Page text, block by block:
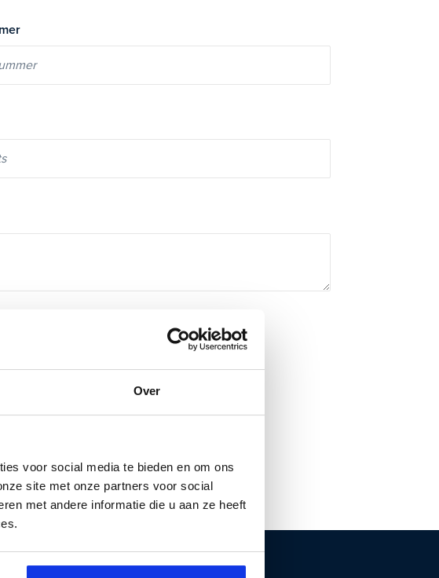
Over
voor social media te bieden en om ons
site met onze partners voor social
met andere informatie die u aan ze heeft